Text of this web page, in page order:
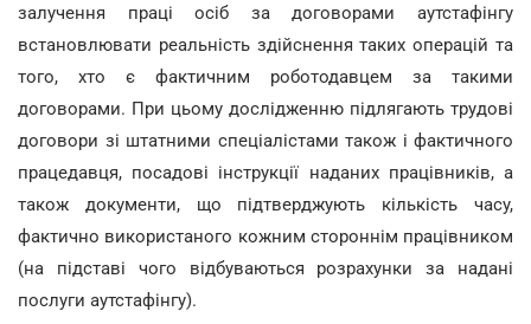
залучення праці осіб за договорами аутстафінгу
встановлювати реальність здійснення таких операцій та
того, хто є фактичним роботодавцем за такими
договорами. При цьому дослідженню підлягають трудові
договори зі штатними спеціалістами також і фактичного
працедавця, посадові інструкції наданих працівників, а
також документи, що підтверджують кількість часу,
фактично використаного кожним стороннім працівником
(на підставі чого відбуваються розрахунки за надані
послуги аутстафінгу).